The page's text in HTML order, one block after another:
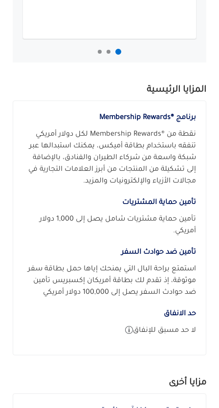
المزايا الرئيسية
برنامج ®Membership Rewards
نقطة من ®Membership Rewards لكل دولار أمريكي
تنفقه باستخدام بطاقة أميكس، يمكنك استبدالها عبر
شبكة واسعة من شركاء الطيران والفنادق، بالإضافة
إلى تشكيلة من المنتجات من أبرز العلامات التجارية في
مجالات الأزياء والإلكترونيات والمزيد.
تأمين حماية المشتريات
تأمين حماية مشتريات شامل يصل إلى 1,000 دولار
أمريكي.
تأمين ضد حوادث السفر
استمتع براحة البال التي يمنحك إياها حمل بطاقة سفر
موثوقة، إذ تقدم لك بطاقة أمريكان إكسبريس تأمين
ضد حوادث السفر يصل إلى 100,000 دولار أمريكي
حد الانفاق
لا حد مسبق للإنفاق
مزايا أخرى